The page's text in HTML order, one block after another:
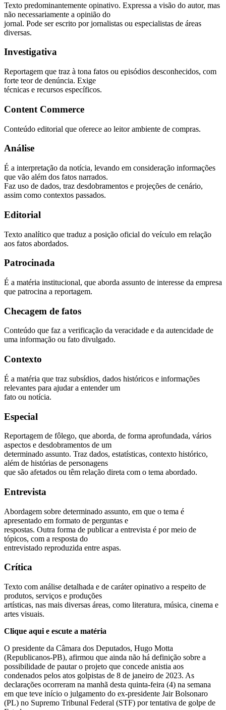
Texto predominantemente opinativo. Expressa a visão do autor, mas
não necessariamente a opinião do
jornal. Pode ser escrito por jornalistas ou especialistas de áreas
diversas.
Investigativa
Reportagem que traz à tona fatos ou episódios desconhecidos, com
forte teor de denúncia. Exige
técnicas e recursos específicos.
Content Commerce
Conteúdo editorial que oferece ao leitor ambiente de compras.
Análise
É a interpretação da notícia, levando em consideração informações
que vão além dos fatos narrados.
Faz uso de dados, traz desdobramentos e projeções de cenário,
assim como contextos passados.
Editorial
Texto analítico que traduz a posição oficial do veículo em relação
aos fatos abordados.
Patrocinada
É a matéria institucional, que aborda assunto de interesse da empresa
que patrocina a reportagem.
Checagem de fatos
Conteúdo que faz a verificação da veracidade e da autencidade de
uma informação ou fato divulgado.
Contexto
É a matéria que traz subsídios, dados históricos e informações
relevantes para ajudar a entender um
fato ou notícia.
Especial
Reportagem de fôlego, que aborda, de forma aprofundada, vários
aspectos e desdobramentos de um
determinado assunto. Traz dados, estatísticas, contexto histórico,
além de histórias de personagens
que são afetados ou têm relação direta com o tema abordado.
Entrevista
Abordagem sobre determinado assunto, em que o tema é
apresentado em formato de perguntas e
respostas. Outra forma de publicar a entrevista é por meio de
tópicos, com a resposta do
entrevistado reproduzida entre aspas.
Crítica
Texto com análise detalhada e de caráter opinativo a respeito de
produtos, serviços e produções
artísticas, nas mais diversas áreas, como literatura, música, cinema e
artes visuais.
Clique aqui e escute a matéria
O presidente da Câmara dos Deputados, Hugo Motta
(Republicanos-PB), afirmou que ainda não há definição sobre a
possibilidade de pautar o projeto que concede anistia aos
condenados pelos atos golpistas de 8 de janeiro de 2023. As
declarações ocorreram na manhã desta quinta-feira (4) na semana
em que teve início o julgamento do ex-presidente Jair Bolsonaro
(PL) no Supremo Tribunal Federal (STF) por tentativa de golpe de